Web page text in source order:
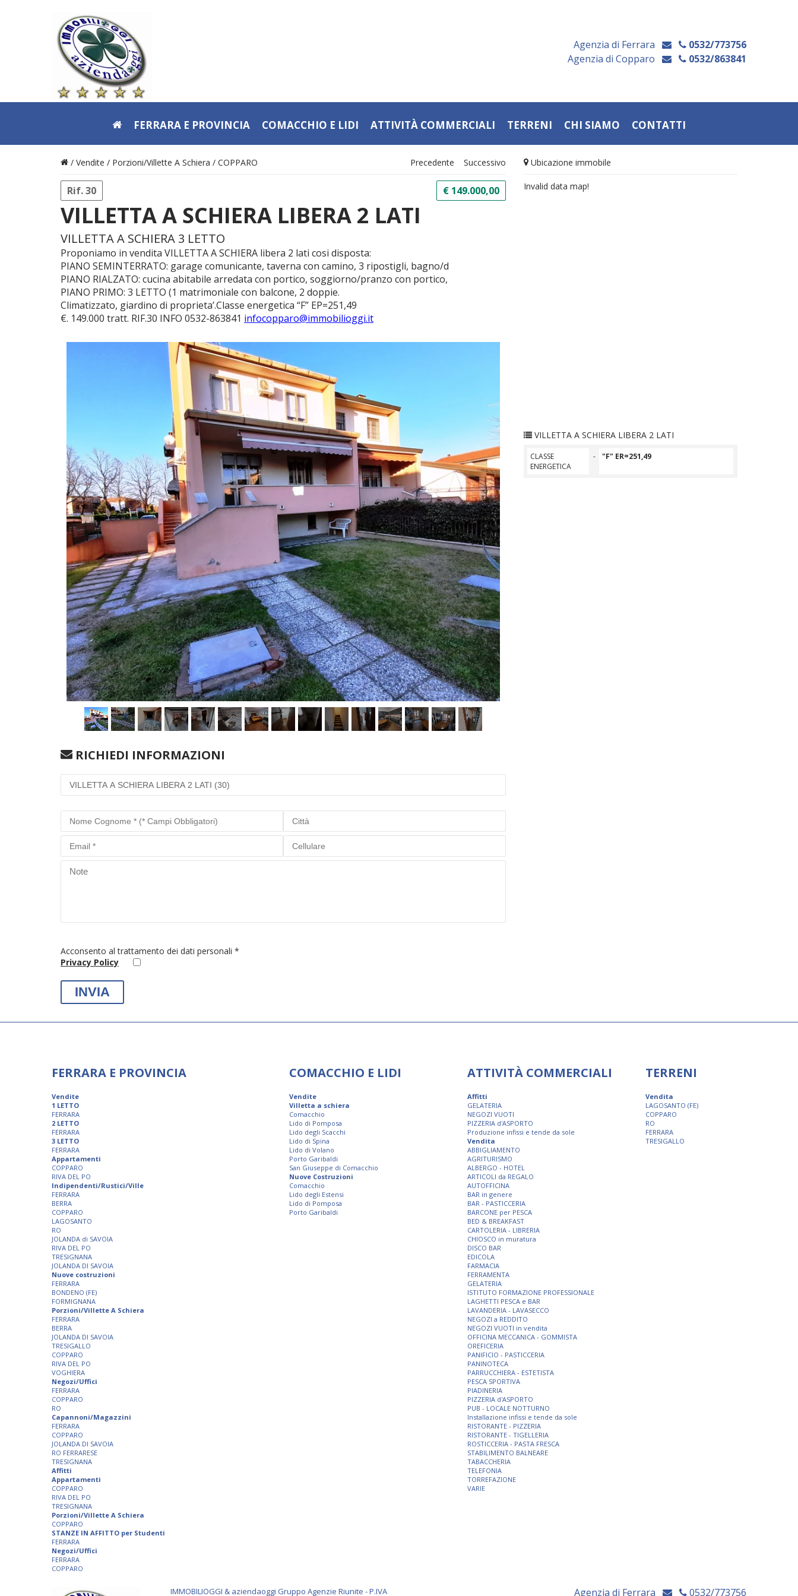
Agenzia di Ferrara
0532/773756
Agenzia di Copparo
0532/863841
FERRARA E PROVINCIA COMACCHIO E LIDI ATTIVITÀ COMMERCIALI TERRENI CHI SIAMO CONTATTI
/ Vendite / Porzioni/Villette A Schiera / COPPARO Precedente Successivo
Rif. 30 € 149.000,00
VILLETTA A SCHIERA LIBERA 2 LATI
VILLETTA A SCHIERA 3 LETTO
Proponiamo in vendita VILLETTA A SCHIERA libera 2 lati cosi disposta:
PIANO SEMINTERRATO: garage comunicante, taverna con camino, 3 ripostigli, bagno/d
PIANO RIALZATO: cucina abitabile arredata con portico, soggiorno/pranzo con portico,
PIANO PRIMO: 3 LETTO (1 matrimoniale con balcone, 2 doppie.
Climatizzato, giardino di proprieta’.Classe energetica “F” EP=251,49
€. 149.000 tratt. RIF.30 INFO 0532-863841 infocopparo@immobilioggi.it
RICHIEDI INFORMAZIONI
Acconsento al trattamento dei dati personali *
Privacy Policy
Ubicazione immobile
Invalid data map!
VILLETTA A SCHIERA LIBERA 2 LATI
CLASSE
ENERGETICA
- "F" ER=251,49
FERRARA E PROVINCIA
Vendite
1 LETTO
FERRARA
2 LETTO
FERRARA
3 LETTO
FERRARA
Appartamenti
COPPARO
RIVA DEL PO
Indipendenti/Rustici/Ville
FERRARA
BERRA
COPPARO
LAGOSANTO
RO
JOLANDA di SAVOIA
RIVA DEL PO
TRESIGNANA
JOLANDA DI SAVOIA
Nuove costruzioni
FERRARA
BONDENO (FE)
FORMIGNANA
Porzioni/Villette A Schiera
FERRARA
BERRA
JOLANDA DI SAVOIA
TRESIGALLO
COPPARO
RIVA DEL PO
VOGHIERA
Negozi/Uffici
FERRARA
COPPARO
RO
Capannoni/Magazzini
FERRARA
COPPARO
JOLANDA DI SAVOIA
RO FERRARESE
TRESIGNANA
Affitti
Appartamenti
COPPARO
RIVA DEL PO
TRESIGNANA
Porzioni/Villette A Schiera
COPPARO
STANZE IN AFFITTO per Studenti
FERRARA
Negozi/Uffici
FERRARA
COPPARO
COMACCHIO E LIDI
Vendite
Villetta a schiera
Comacchio
Lido di Pomposa
Lido degli Scacchi
Lido di Spina
Lido di Volano
Porto Garibaldi
San Giuseppe di Comacchio
Nuove Costruzioni
Comacchio
Lido degli Estensi
Lido di Pomposa
Porto Garibaldi
ATTIVITÀ COMMERCIALI
Affitti
GELATERIA
NEGOZI VUOTI
PIZZERIA d'ASPORTO
Produzione infissi e tende da sole
Vendita
ABBIGLIAMENTO
AGRITURISMO
ALBERGO - HOTEL
ARTICOLI da REGALO
AUTOFFICINA
BAR in genere
BAR - PASTICCERIA
BARCONE per PESCA
BED & BREAKFAST
CARTOLERIA - LIBRERIA
CHIOSCO in muratura
DISCO BAR
EDICOLA
FARMACIA
FERRAMENTA
GELATERIA
ISTITUTO FORMAZIONE PROFESSIONALE
LAGHETTI PESCA e BAR
LAVANDERIA - LAVASECCO
NEGOZI a REDDITO
NEGOZI VUOTI in vendita
OFFICINA MECCANICA - GOMMISTA
OREFICERIA
PANIFICIO - PASTICCERIA
PANINOTECA
PARRUCCHIERA - ESTETISTA
PESCA SPORTIVA
PIADINERIA
PIZZERIA d'ASPORTO
PUB - LOCALE NOTTURNO
Installazione infissi e tende da sole
RISTORANTE - PIZZERIA
RISTORANTE - TIGELLERIA
ROSTICCERIA - PASTA FRESCA
STABILIMENTO BALNEARE
TABACCHERIA
TELEFONIA
TORREFAZIONE
VARIE
TERRENI
Vendita
LAGOSANTO (FE)
COPPARO
RO
FERRARA
TRESIGALLO
IMMOBILIOGGI & aziendaoggi Gruppo Agenzie Riunite - P.IVA Agenzia di Ferrara 0532/773756